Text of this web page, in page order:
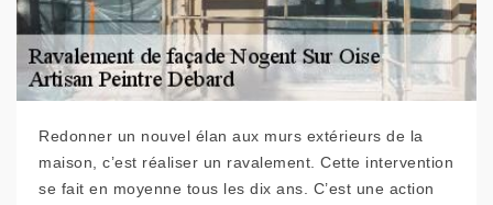
Redonner un nouvel élan aux murs extérieurs de la
maison, c’est réaliser un ravalement. Cette intervention
se fait en moyenne tous les dix ans. C’est une action